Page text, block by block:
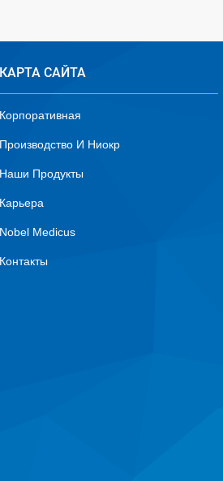
КАРТА САЙТА
Корпоративная
Производство И Ниокр
Наши Продукты
Карьера
Nobel Medicus
Контакты